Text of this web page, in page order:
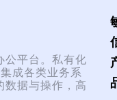
公平台。私有化
成各类业务系
数据与操作，高